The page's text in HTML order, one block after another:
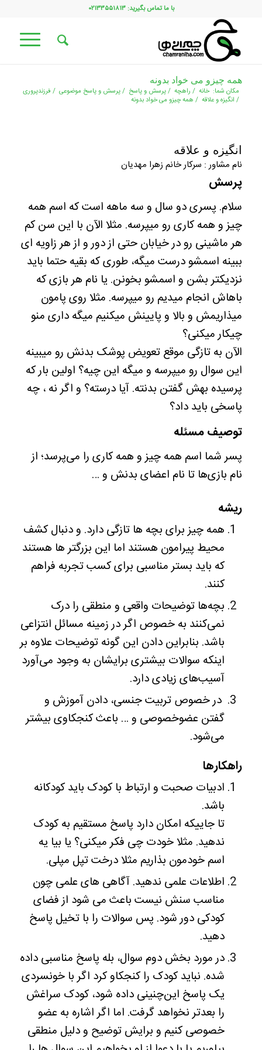
با ما تماس بگیرید: ۰۲۱۳۳۵۵۱۸۱۳
همه چیزو می خواد بدونه
مکان شما: خانه / راهچه /پرسش و پاسخ /پرسش و پاسخ موضوعی / فرزندپروری
/ انگیزه و علاقه / همه چیزو می خواد بدونه
انگیزه و علاقه
نام مشاور : سرکار خانم زهرا مهدیان
پرسش
سلام. پسری دو سال و سه ماهه است که اسم همه
چیز و همه کاری رو میپرسه. مثلا الآن با این سن کم
هر ماشینی رو در خیابان حتی از دور و از هر زاویه ای
ببینه اسمشو درست میگه، طوری که بقیه حتما باید
نزدیکتر بشن و اسمشو بخونن. یا نام هر بازی که
باهاش انجام میدیم رو میپرسه. مثلا روی پامون
میذاریمش و بالا و پایینش میکنیم میگه داری منو
چیکار میکنی؟
الآن به تازگی موقع تعویض پوشک بدنش رو میبینه
این سوال رو میپرسه و میگه این چیه؟ اولین بار که
پرسیده بهش گفتن بدنته. آیا درسته؟ و اگر نه ، چه
پاسخی باید داد؟
توصیف مسئله
پسر شما اسم همه چیز و همه کاری را می‌پرسد؛ از
نام بازی‌ها تا نام اعضای بدنش و …
ریشه
همه چیز برای بچه ها تازگی دارد. و دنبال کشف
محیط پیرامون هستند اما این بزرگتر ها هستند
که باید بستر مناسبی برای کسب تجربه فراهم
کنند.
بچه‌ها توضیحات واقعی و منطقی را درک
نمی‌کنند به خصوص اگر در زمینه مسائل انتزاعی
باشد. بنابراین دادن این گونه توضیحات علاوه بر
اینکه سوالات بیشتری برایشان به وجود می‌آورد
آسیب‌های زیادی دارد.
در خصوص تربیت جنسی، دادن آموزش و
گفتن عضوخصوصی و … باعث کنجکاوی بیشتر
می‌شود.
راهکارها
ادبیات صحبت و ارتباط با کودک باید کودکانه
باشد.
تا جاییکه امکان دارد پاسخ مستقیم به کودک
ندهید. مثلا خودت چی فکر میکنی؟ یا بیا یه
اسم خودمون بذاریم مثلا درخت تپل مپلی.
اطلاعات علمی ندهید. آگاهی های علمی چون
مناسب سنش نیست باعث می شود از فضای
کودکی دور شود. پس سوالات را با تخیل پاسخ
دهید.
در مورد بخش دوم سوال، بله پاسخ مناسبی داده
شده. نباید کودک را کنجکاو کرد اگر با خونسردی
یک پاسخ این‌چنینی داده شود، کودک سراغش
را بعدتر نخواهد گرفت. اما اگر اشاره به عضو
خصوصی کنیم و برایش توضیح و دلیل منطقی